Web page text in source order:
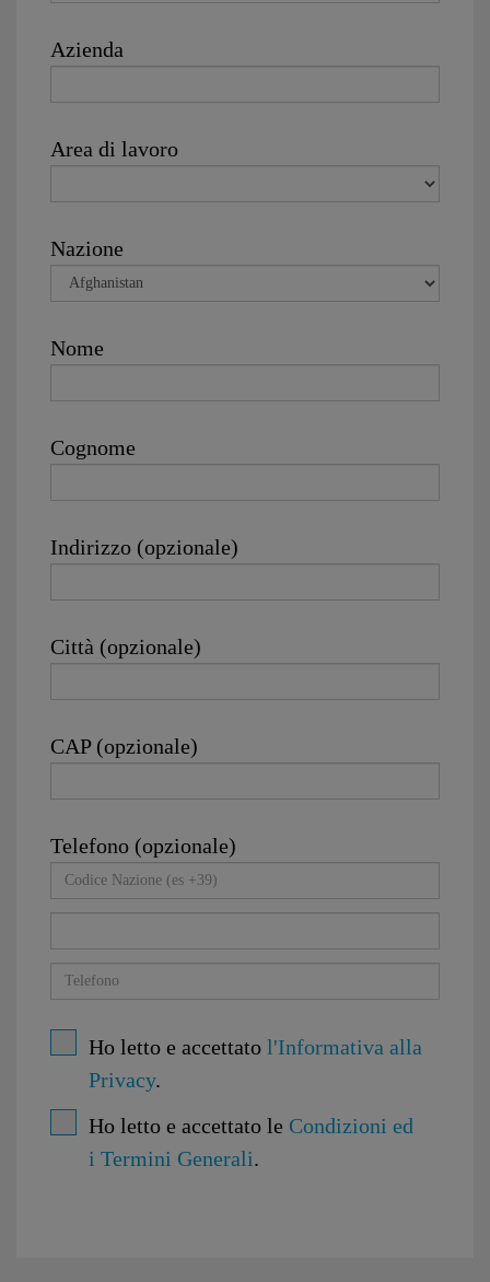
Azienda
Area di lavoro
Nazione
Nome
Cognome
Indirizzo (opzionale)
Città (opzionale)
CAP (opzionale)
Telefono (opzionale)
Ho letto e accettato l'Informativa alla
Privacy.
Ho letto e accettato le Condizioni ed
i Termini Generali.